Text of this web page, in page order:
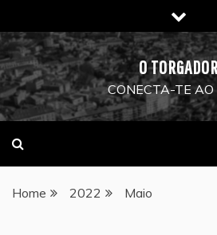
to
content
O
CONECTA-TE AO
Home 2022 Maio